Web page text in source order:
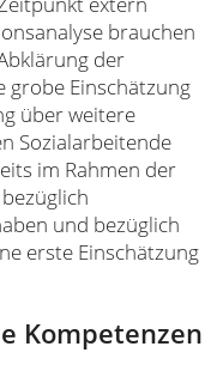
brauchen
der
grobe Einschätzung
über weitere
Sozialarbeitende
im Rahmen der
und bezüglich
erste Einschätzung
Kompetenzen